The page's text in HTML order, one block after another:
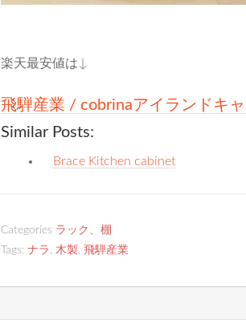
楽天最安値は↓
飛騨産業 / cobrinaアイランドキャ
Similar Posts:
Brace Kitchen cabinet
Categories ラック、棚
Tags: ナラ , 木製, 飛騨産業